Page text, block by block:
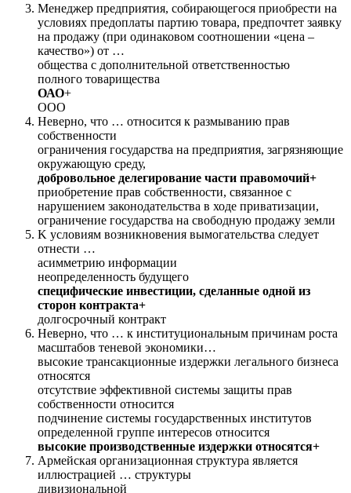
Менеджер предприятия, собирающегося приобрести на
условиях предоплаты партию товара, предпочтет заявку
на продажу (при одинаковом соотношении «цена –
качество») от …
общества с дополнительной ответственностью
полного товарищества
ОАО+
ООО
Неверно, что … относится к размыванию прав
собственности
ограничения государства на предприятия, загрязняющие
окружающую среду,
добровольное делегирование части правомочий+
приобретение прав собственности, связанное с
нарушением законодательства в ходе приватизации,
ограничение государства на свободную продажу земли
K условиям возникновения вымогательства cлeдyeт
отнести …
асимметрию информации
неопределенность будущего
специфические инвестиции, сделанные одной из
сторон контракта+
долгосрочный контракт
Неверно, что … к институциональным причинам роста
масштабов тeнeвoй экономики…
высокие трансакционные издержки легального бизнеса
относятся
отсутствие эффективной системы защиты прав
собственности относится
подчинение системы государственных институтов
определенной группе интересов относится
высокие производственные издержки относятся+
Армейская организационная структура является
иллюстрацией … структуры
дивизиональной